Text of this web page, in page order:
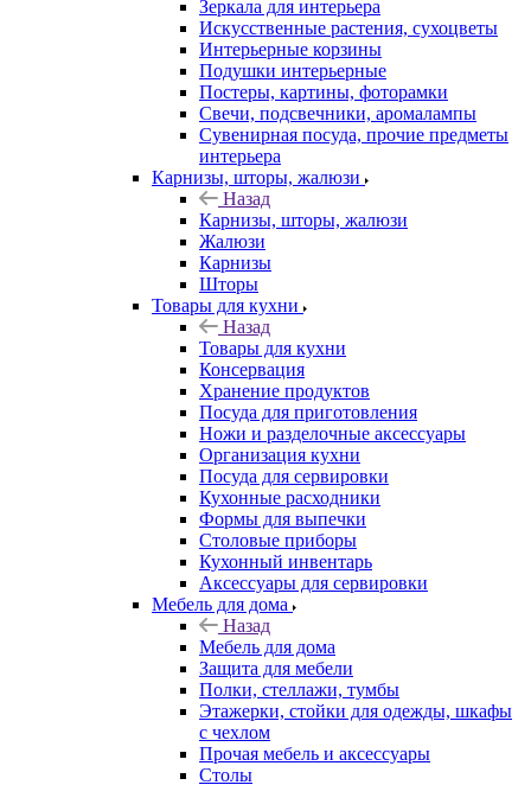
Зеркала для интерьера
Искусственные растения, сухоцветы
Интерьерные корзины
Подушки интерьерные
Постеры, картины, фоторамки
Свечи, подсвечники, аромалампы
Сувенирная посуда, прочие предметы
интерьера
Карнизы, шторы, жалюзи
Назад
Карнизы, шторы, жалюзи
Жалюзи
Карнизы
Шторы
Товары для кухни
Назад
Товары для кухни
Консервация
Хранение продуктов
Посуда для приготовления
Ножи и разделочные аксессуары
Организация кухни
Посуда для сервировки
Кухонные расходники
Формы для выпечки
Столовые приборы
Кухонный инвентарь
Аксессуары для сервировки
Мебель для дома
Назад
Мебель для дома
Защита для мебели
Полки, стеллажи, тумбы
Этажерки, стойки для одежды, шкафы
с чехлом
Прочая мебель и аксессуары
Столы